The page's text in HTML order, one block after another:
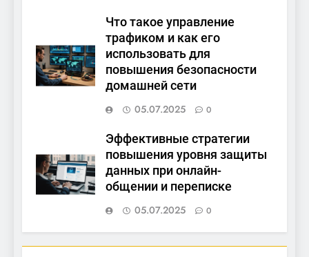
Что такое управление
трафиком и как его
использовать для
повышения безопасности
домашней сети
05.07.2025
0
Эффективные стратегии
повышения уровня защиты
данных при онлайн-
общении и переписке
05.07.2025
0